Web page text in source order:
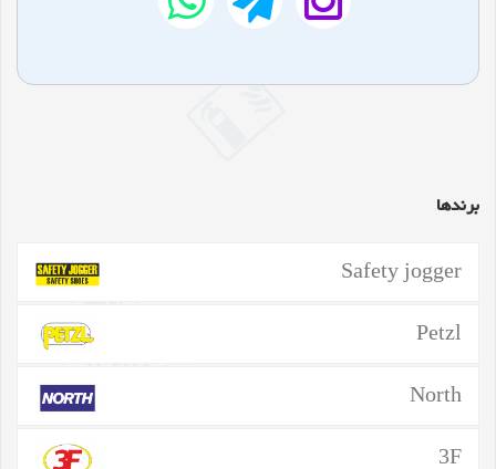
برندها
Safety jogger
Petzl
North
3F